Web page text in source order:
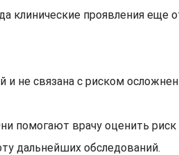
клинические проявления
не связана с риском
помогают врачу оценить
дальнейших обследований.